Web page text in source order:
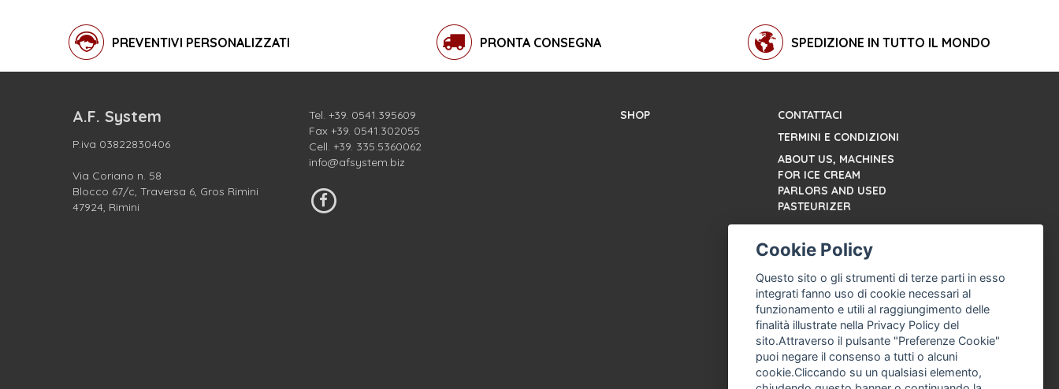
PREVENTIVI PERSONALIZZATI PRONTA CONSEGNA SPEDIZIONE IN TUTTO IL MONDO
A.F. System
P.iva 03822830406
Via Coriano n. 58
Blocco 67/c, Traversa 6, Gros Rimini
47924, Rimini
Tel. +39. 0541.395609
Fax +39. 0541.302055
Cell. +39. 335.5360062
info@afsystem.biz
SHOP
CONTATTACI
TERMINI E CONDIZIONI
ABOUT US, MACHINES
FOR ICE CREAM
PARLORS AND USED
PASTEURIZER
ASSISTENZA MACCHINA
PER GELATO, GELATERIA
PROFESSIONALE
AZIENDA MACCHINA PER
GELATO NUOVE E USATE,
SERVIZI RICAMBI
PRIVACY POLICY
FRANCO ANASTASIO,
MACCHINA PER GELATO,
Cookie Policy
Questo sito o gli strumenti di terze parti in esso
integrati fanno uso di cookie necessari al
funzionamento e utili al raggiungimento delle
finalità illustrate nella Privacy Policy del
sito.Attraverso il pulsante "Preferenze Cookie"
puoi negare il consenso a tutti o alcuni
cookie.Cliccando su un qualsiasi elemento,